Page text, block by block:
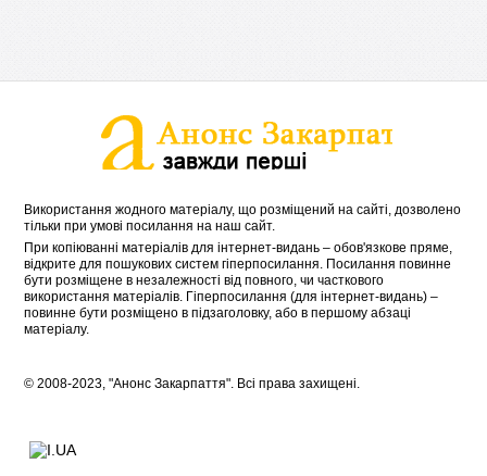
Використання жодного матеріалу, що розміщений на сайті, дозволено
тільки при умові посилання на наш сайт.
При копіюванні матеріалів для інтернет-видань – обов'язкове пряме,
відкрите для пошукових систем гіперпосилання. Посилання повинне
бути розміщене в незалежності від повного, чи часткового
використання матеріалів. Гіперпосилання (для інтернет-видань) –
повинне бути розміщено в підзаголовку, або в першому абзаці
матеріалу.
© 2008-2023, "Анонс Закарпаття". Всі права захищені.